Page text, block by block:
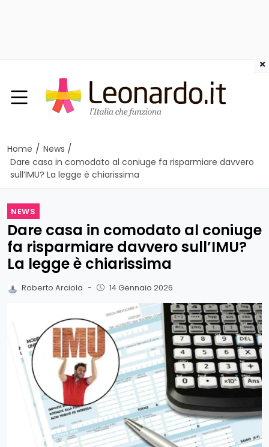
Home / News /
Dare casa in comodato al coniuge fa risparmiare davvero
sull’IMU? La legge è chiarissima
NEWS
Dare casa in comodato al coniuge
fa risparmiare davvero sull’IMU?
La legge è chiarissima
Roberto Arciola - 14 Gennaio 2026
×